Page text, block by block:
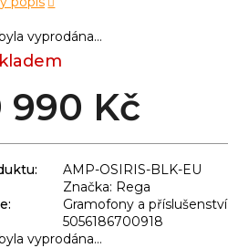
990 Kč
vyprodána…
AMP-OSIRIS-BLK-EU
Značka: Rega
:
Gramofony a příslušenství
5056186700918
vyprodána…